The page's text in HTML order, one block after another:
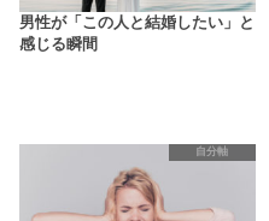
男性が「この人と結婚したい」と
感じる瞬間
自分軸